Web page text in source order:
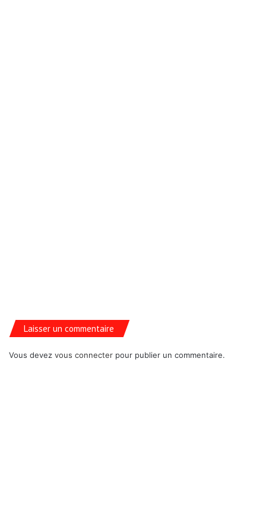
Laisser un commentaire
Vous devez vous connecter pour publier un commentaire.